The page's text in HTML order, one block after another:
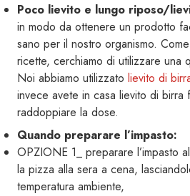
Poco lievito e lungo riposo/
in modo da ottenere un prodotto
sano per il nostro organismo.
ricette, cerchiamo di utilizzare una
Noi abbiamo utilizzato lievito di
invece avete in casa lievito di birra
raddoppiare la dose.
Quando preparare l’impasto:
OPZIONE 1_ preparare l’impasto
la pizza alla sera a cena,
temperatura ambiente,